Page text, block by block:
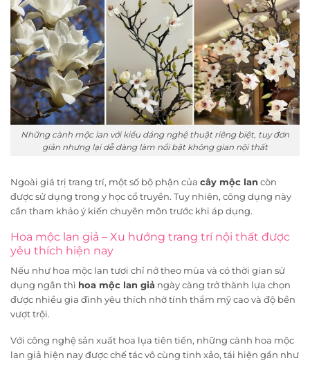
Những cành mộc lan với kiểu dáng nghệ thuật riêng biệt, tuy đơn
giản nhưng lại dễ dàng làm nổi bật không gian nội thất
Ngoài giá trị trang trí, một số bộ phận của cây mộc lan còn
được sử dụng trong y học cổ truyền. Tuy nhiên, công dụng này
cần tham khảo ý kiến chuyên môn trước khi áp dụng.
Hoa mộc lan giả – Xu hướng trang trí nội thất được
yêu thích hiện nay
Nếu như hoa mộc lan tươi chỉ nở theo mùa và có thời gian sử
dụng ngắn thì hoa mộc lan giả ngày càng trở thành lựa chọn
được nhiều gia đình yêu thích nhờ tính thẩm mỹ cao và độ bền
vượt trội.
Với công nghệ sản xuất hoa lụa tiên tiến, những cành hoa mộc
lan giả hiện nay được chế tác vô cùng tinh xảo, tái hiện gần như